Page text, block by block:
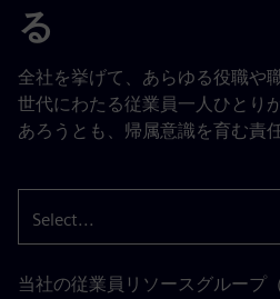
る
全社を挙げて、あらゆる役職や
世代にわたる従業員一人ひとり
あろうとも、帰属意識を育む責
Select...
当社の従業員リソースグループ